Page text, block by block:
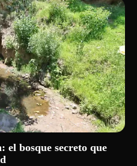
el bosque secreto que